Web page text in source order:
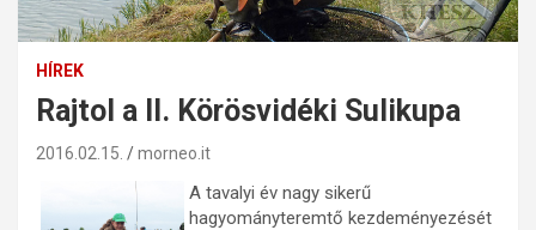
HÍREK
Rajtol a II. Körösvidéki Sulikupa
2016.02.15. morneo.it
A tavalyi év nagy sikerű
hagyományteremtő kezdeményezését